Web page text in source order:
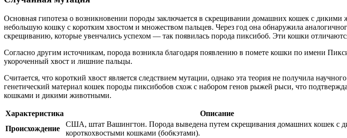
Основная гипотеза о возникновении породы заключается в скрещивании домашних кошек с дикими
небольшую кошку с коротким хвостом и множеством пальцев. Через год она обнаружила
скрещиванию, которые увенчались успехом — так появилась порода пиксибоб. Эти кошки
Согласно другим источникам, порода возникла благодаря появлению в помете кошки по имени
укороченный хвост и лишние пальцы.
Считается, что короткий хвост является следствием мутации, однако эта теория не получила
генетический материал кошек породы пиксибобов схож с набором генов рыжей рыси, что
кошками и дикими животными.
Характеристика Описание
Происхождение
США, штат Вашингтон. Порода выведена путем скрещивания домашних кошек с
короткохвостыми кошками (бобкэтами).